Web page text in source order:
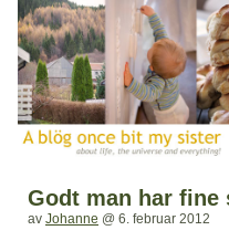
Godt man har fine
av Johanne @ 6. februar 2012